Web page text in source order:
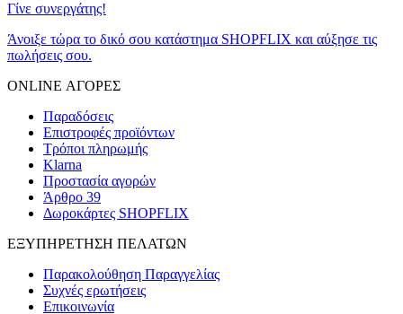
Γίνε συνεργάτης!
Άνοιξε τώρα το δικό σου κατάστημα SHOPFLIX και αύξησε τις
πωλήσεις σου.
ONLINE ΑΓΟΡΕΣ
Παραδόσεις
Επιστροφές προϊόντων
Τρόποι πληρωμής
Klarna
Προστασία αγορών
Άρθρο 39
Δωροκάρτες SHOPFLIX
ΕΞΥΠΗΡΕΤΗΣΗ ΠΕΛΑΤΩΝ
Παρακολούθηση Παραγγελίας
Συχνές ερωτήσεις
Επικοινωνία